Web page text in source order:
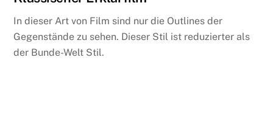
In dieser Art von Film sind nur die Outlines der
Gegenstände zu sehen. Dieser Stil ist reduzierter als
der Bunde-Welt Stil.